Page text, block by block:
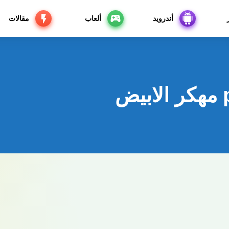
أندرويد ألعاب مقالات